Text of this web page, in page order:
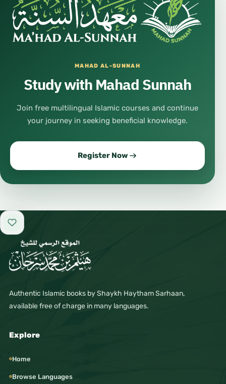
MAHAD AL-SUNNAH
Study with Mahad Sunnah
Join free multilingual Islamic courses and continue
your journey in seeking beneficial knowledge.
Register Now
Add to favorites
Authentic Islamic books by Shaykh Haytham Sarhaan,
available free of charge in many languages.
Explore
Home
Browse Languages